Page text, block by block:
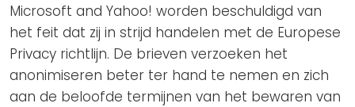
Microsoft and Yahoo! worden beschuldigd van
het feit dat zij in strijd handelen met de Europese
Privacy richtlijn. De brieven verzoeken het
anonimiseren beter ter hand te nemen en zich
aan de beloofde termijnen van het bewaren van